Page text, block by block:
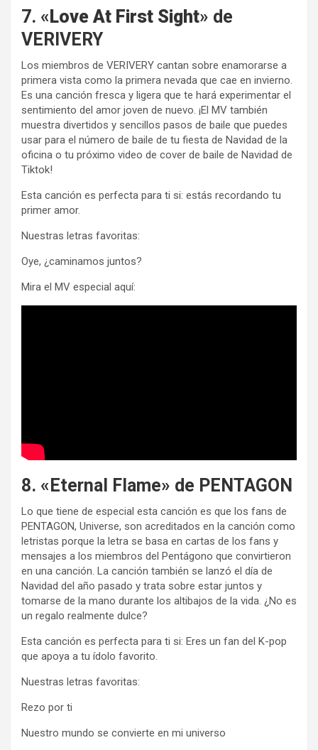
7. «Love At First Sight» de
VERIVERY
Los miembros de VERIVERY cantan sobre enamorarse a
primera vista como la primera nevada que cae en invierno.
Es una canción fresca y ligera que te hará experimentar el
sentimiento del amor joven de nuevo. ¡El MV también
muestra divertidos y sencillos pasos de baile que puedes
usar para el número de baile de tu fiesta de Navidad de la
oficina o tu próximo video de cover de baile de Navidad de
Tiktok!
Esta canción es perfecta para ti si: estás recordando tu
primer amor.
Nuestras letras favoritas:
Oye, ¿caminamos juntos?
Mira el MV especial aquí:
8. «Eternal Flame» de PENTAGON
Lo que tiene de especial esta canción es que los fans de
PENTAGON, Universe, son acreditados en la canción como
letristas porque la letra se basa en cartas de los fans y
mensajes a los miembros del Pentágono que convirtieron
en una canción. La canción también se lanzó el día de
Navidad del año pasado y trata sobre estar juntos y
tomarse de la mano durante los altibajos de la vida. ¿No es
un regalo realmente dulce?
Esta canción es perfecta para ti si: Eres un fan del K-pop
que apoya a tu ídolo favorito.
Nuestras letras favoritas:
Rezo por ti
Nuestro mundo se convierte en mi universo